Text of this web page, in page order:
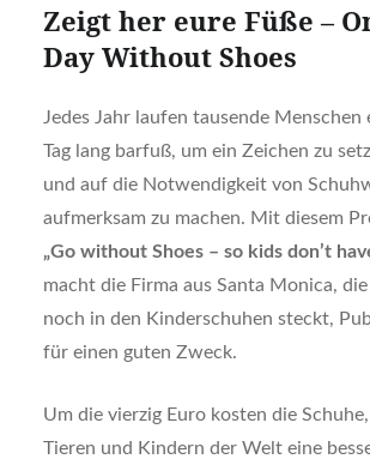
Zeigt her eure Füße –
Day Without Shoes
Jedes Jahr laufen tausende Menschen
Tag lang barfuß, um ein Zeichen zu
und auf die Notwendigkeit von
aufmerksam zu machen. Mit diesem
„Go without Shoes – so kids don’t
macht die Firma aus Santa Monica,
noch in den Kinderschuhen steckt,
für einen guten Zweck.
Um die vierzig Euro kosten die
Tieren und Kindern der Welt eine